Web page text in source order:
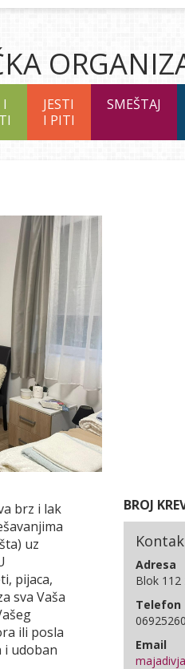
JESTI
I PITI
SMEŠTAJ
brz i lak
uz
pijaca,
sva Vaša
ili posla
i udoban
BROJ
Adresa
Blok 112
Telefon
Email